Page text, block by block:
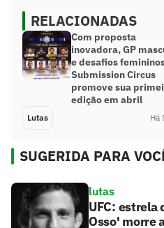
RELACIONADAS
Com proposta
inovadora, GP
e desafios
Submission Circus
promove sua
edição em abril
Lutas Há
SUGERIDA PARA
lutas
UFC: estrela
Osso' morre